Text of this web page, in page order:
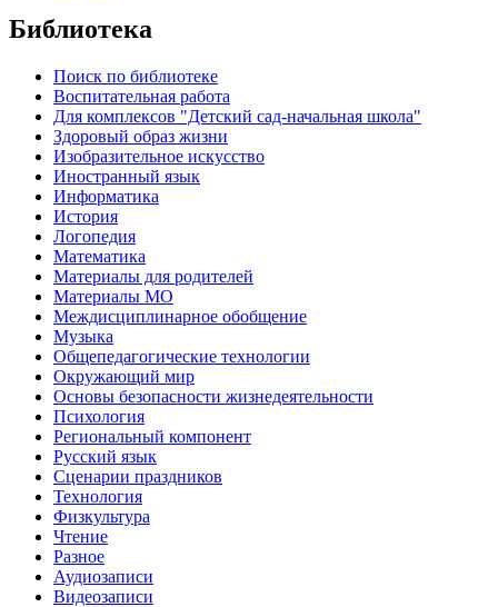
Библиотека
Поиск по библиотеке
Воспитательная работа
Для комплексов "Детский сад-начальная школа"
Здоровый образ жизни
Изобразительное искусство
Иностранный язык
Информатика
История
Логопедия
Математика
Материалы для родителей
Материалы МО
Междисциплинарное обобщение
Музыка
Общепедагогические технологии
Окружающий мир
Основы безопасности жизнедеятельности
Психология
Региональный компонент
Русский язык
Сценарии праздников
Технология
Физкультура
Чтение
Разное
Аудиозаписи
Видеозаписи